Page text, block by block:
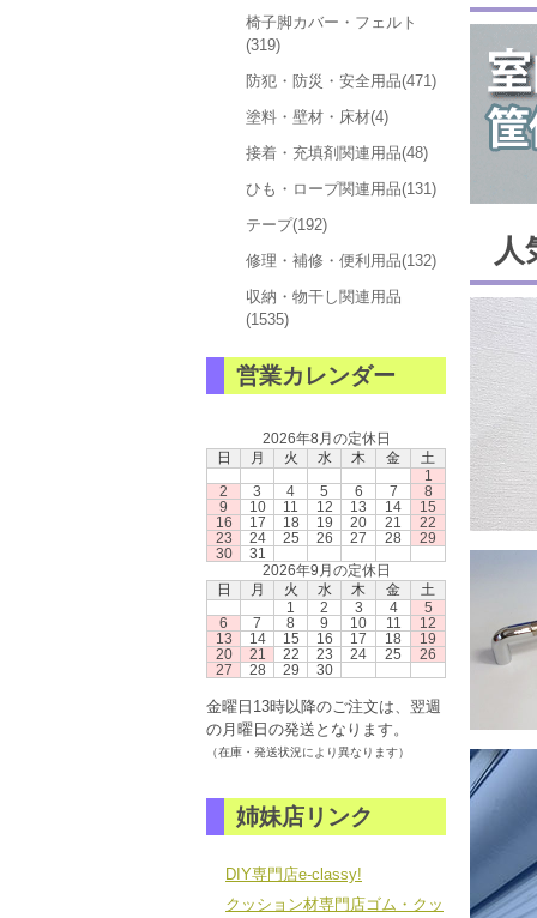
椅子脚カバー・フェルト
(319)
防犯・防災・安全用品(471)
塗料・壁材・床材(4)
接着・充填剤関連用品(48)
ひも・ロープ関連用品(131)
テープ(192)
修理・補修・便利用品(132)
収納・物干し関連用品
(1535)
営業カレンダー
2026年8月の定休日
日
月 火 水 木 金
土
1
2
3 4 5 6 7
8
9
10 11 12 13 14
15
16
17 18 19 20 21
22
23
24 25 26 27 28
29
30
31
2026年9月の定休日
日
月 火 水 木 金
土
1
2 3 4
5
6
7 8 9 10 11
12
13
14 15 16 17 18
19
20
21 22 23 24 25
26
27
28 29 30
金曜日13時以降のご注文は、翌週
の月曜日の発送となります。
（在庫・発送状況により異なります）
姉妹店リンク
DIY専門店e-classy!
クッション材専門店ゴム・クッ
人